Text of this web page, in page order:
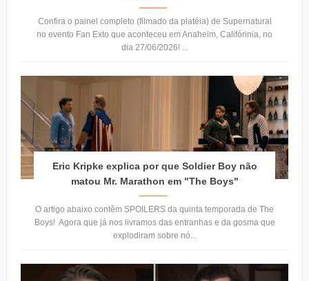
Confira o painel completo (filmado da platéia) de Supernatural
no evento Fan Exto que aconteceu em Anaheim, Califórinia, no
dia 27/06/2026! ...
Eric Kripke explica por que Soldier Boy não
matou Mr. Marathon em "The Boys"
O artigo abaixo contêm SPOILERS da quinta temporada de The
Boys! Agora que já nos livramos das entranhas e da gosma que
explodiram sobre nó...